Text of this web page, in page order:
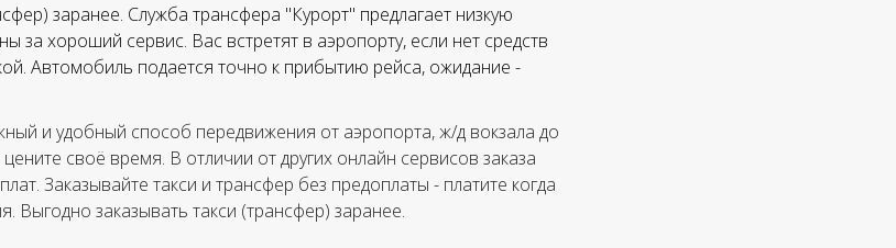
и удобный способ передвижения от аэропорта, ж/д вокзала до
своё время. В отличии от других онлайн сервисов заказа
Заказывайте такси и трансфер без предоплаты - платите когда
Выгодно заказывать такси (трансфер) заранее.
заранее. Служба трансфера "Курорт" предлагает низкую
за хороший сервис. Вас встретят в аэропорту, если нет средств
Автомобиль подается точно к прибытию рейса, ожидание -